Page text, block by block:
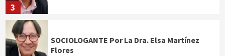
3
SOCIOLOGANTE Por La Dra. Elsa Martínez
Flores